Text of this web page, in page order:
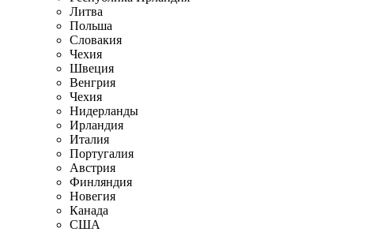
Литва
Польша
Словакия
Чехия
Швеция
Венгрия
Чехия
Нидерланды
Ирландия
Италия
Португалия
Австрия
Финляндия
Новегия
Канада
США